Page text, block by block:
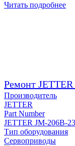
Читать подробнее
Ремонт
Производитель
JETTER
Part Number
JETTER JM-206B-
Тип оборудования
Сервоприводы